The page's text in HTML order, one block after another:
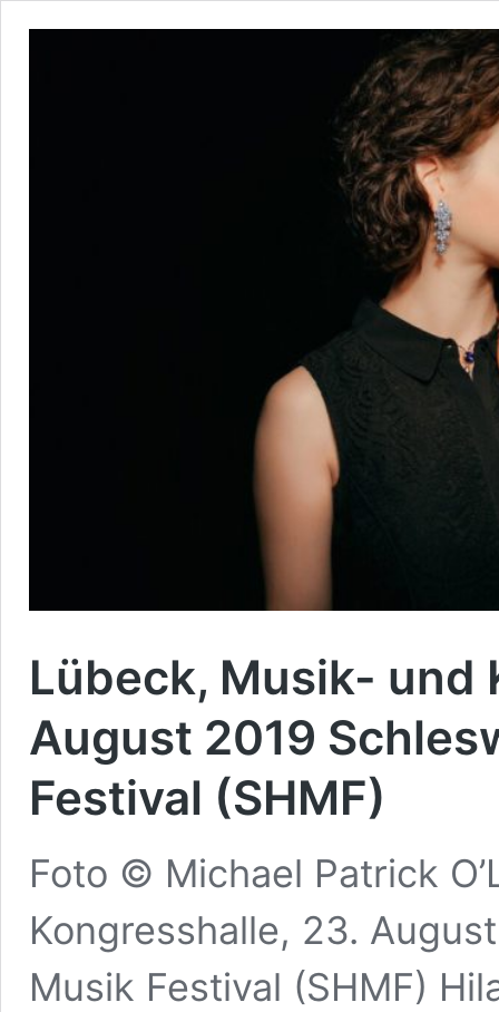
Lübeck, Musik- und
August 2019
Festival (SHMF)
Foto © Michael Patrick
Kongresshalle, 23.
Musik Festival (SHMF)